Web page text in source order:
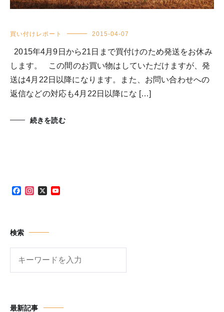
買い付けレポート 2015-04-07
2015年4月9日から21日まで買付けのため発送をお休み
します。 この間のお買い物はしていただけますが、発
送は4月22日以降になります。また、お問い合わせへの
返信などの対応も4月22日以降にな […]
続きを読む
Facebook
Instagram
X
検索
最新記事